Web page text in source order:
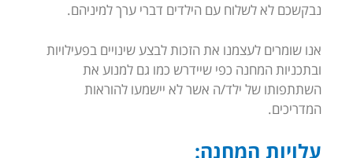
נבקשכם לא לשלוח עם הילדים דברי ערך למיניהם.
אנו שומרים לעצמנו את הזכות לבצע שינויים בפעילויות
ובתכניות המחנה כפי שיידרש כמו גם למנוע את
השתתפותו של ילד/ה אשר לא יישמעו להוראות
המדריכים.
עלויות המחנה: